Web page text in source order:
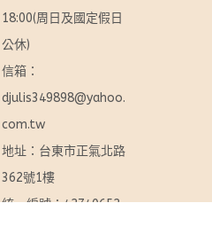
18:00(周日及國定假日
公休)
信箱：
djulis349898@yahoo.
com.tw
地址：台東市正氣北路
362號1樓
統一編號：42740652